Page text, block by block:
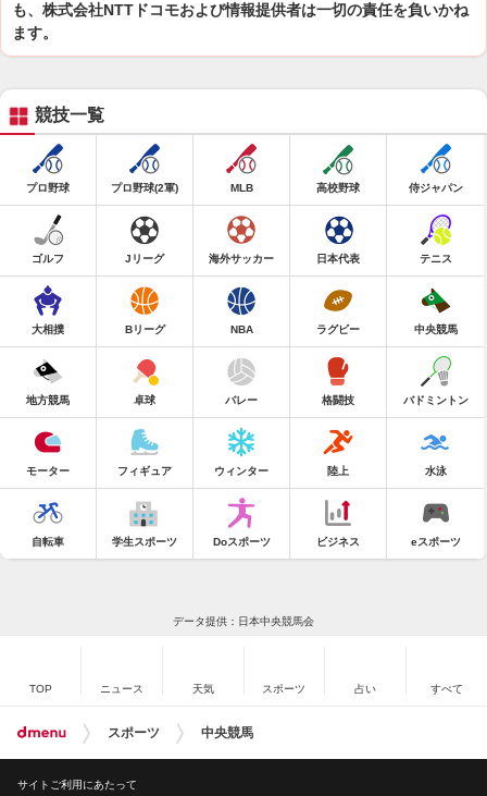
も、株式会社NTTドコモおよび情報提供者は一切の責任を負いかね
ます。
競技一覧
プロ野球 プロ野球(2軍) MLB 高校野球 侍ジャパン
ゴルフ Jリーグ 海外サッカー 日本代表 テニス
大相撲 Bリーグ NBA ラグビー 中央競馬
地方競馬 卓球 バレー 格闘技 バドミントン
モーター フィギュア ウィンター 陸上 水泳
自転車 学生スポーツ Doスポーツ ビジネス eスポーツ
データ提供：日本中央競馬会
TOP ニュース 天気 スポーツ 占い すべて
スポーツ 中央競馬
サイトご利用にあたって